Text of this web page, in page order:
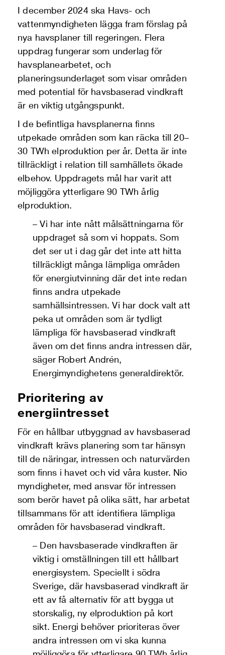
I december 2024 ska Havs- och
vattenmyndigheten lägga fram förslag på
nya havsplaner till regeringen. Flera
uppdrag fungerar som underlag för
havsplanearbetet, och
planeringsunderlaget som visar områden
med potential för havsbaserad vindkraft
är en viktig utgångspunkt.
I de befintliga havsplanerna finns
utpekade områden som kan räcka till 20–
30 TWh elproduktion per år. Detta är inte
tillräckligt i relation till samhällets ökade
elbehov. Uppdragets mål har varit att
möjliggöra ytterligare 90 TWh årlig
elproduktion.
– Vi har inte nått målsättningarna för
uppdraget så som vi hoppats. Som
det ser ut i dag går det inte att hitta
tillräckligt många lämpliga områden
för energiutvinning där det inte redan
finns andra utpekade
samhällsintressen. Vi har dock valt att
peka ut områden som är tydligt
lämpliga för havsbaserad vindkraft
även om det finns andra intressen där,
säger Robert Andrén,
Energimyndighetens generaldirektör.
Prioritering av
energiintresset
För en hållbar utbyggnad av havsbaserad
vindkraft krävs planering som tar hänsyn
till de näringar, intressen och naturvärden
som finns i havet och vid våra kuster. Nio
myndigheter, med ansvar för intressen
som berör havet på olika sätt, har arbetat
tillsammans för att identifiera lämpliga
områden för havsbaserad vindkraft.
– Den havsbaserade vindkraften är
viktig i omställningen till ett hållbart
energisystem. Speciellt i södra
Sverige, där havsbaserad vindkraft är
ett av få alternativ för att bygga ut
storskalig, ny elproduktion på kort
sikt. Energi behöver prioriteras över
andra intressen om vi ska kunna